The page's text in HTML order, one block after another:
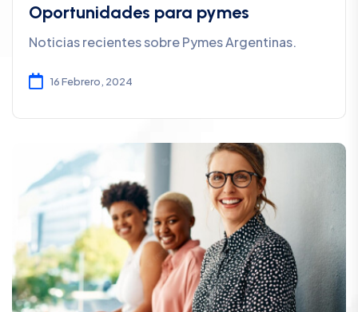
Oportunidades para pymes
Noticias recientes sobre Pymes Argentinas.
16 Febrero, 2024